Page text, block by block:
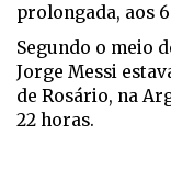
prolongada, aos
Segundo o meio
Jorge Messi
de Rosário, na
22 horas.